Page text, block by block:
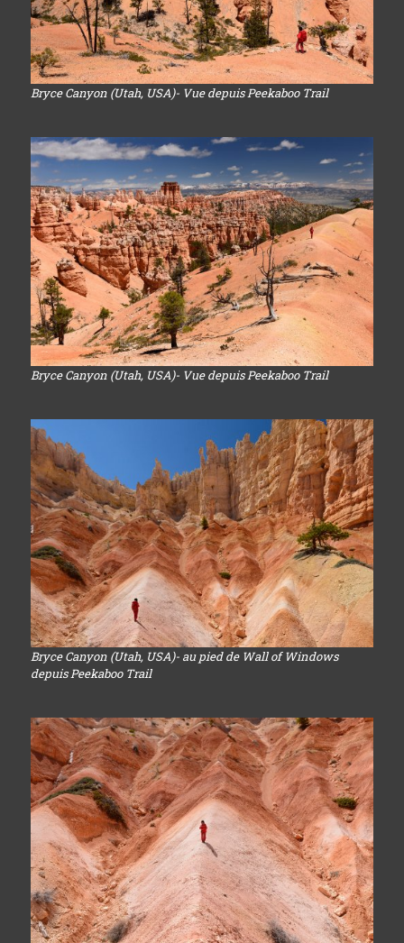
Bryce Canyon (Utah, USA)- Vue depuis Peekaboo Trail
Bryce Canyon (Utah, USA)- Vue depuis Peekaboo Trail
Bryce Canyon (Utah, USA)- au pied de Wall of Windows
depuis Peekaboo Trail